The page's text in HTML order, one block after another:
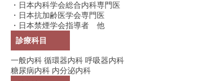
・日本内科学会総合内科専門医
・日本抗加齢医学会専門医
・日本禁煙学会指導者 他
診療科目
一般内科 循環器内科 呼吸器内科
糖尿病内科 内分泌内科